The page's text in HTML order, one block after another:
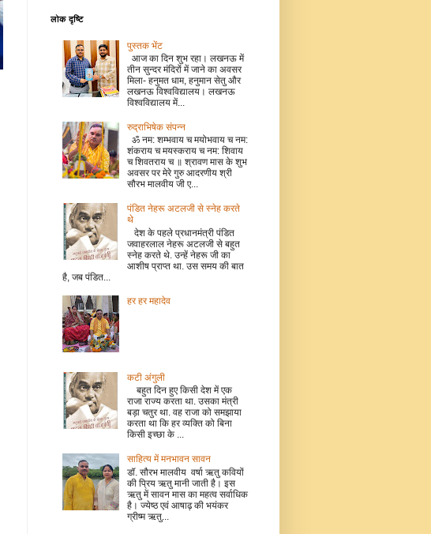
लोक दृष्टि
पुस्तक भेंट
आज का दिन शुभ रहा। लखनऊ में
तीन सुन्दर मंदिरों में जाने का अवसर
मिला- हनुमत धाम, हनुमान सेतु और
लखनऊ विश्वविद्यालय। लखनऊ
विश्वविद्यालय में...
रुद्राभिषेक संपन्न
ॐ नम: शम्भवाय च मयोभवाय च नम:
शंकराय च मयस्कराय च नम: शिवाय
च शिवतराय च ॥ श्रावण मास के शुभ
अवसर पर मेरे गुरु आदरणीय श्री
सौरभ मालवीय जी ए...
पंडित नेहरू अटलजी से स्नेह करते
थे
देश के पहले प्रधानमंत्री पंडित
जवाहरलाल नेहरू अटलजी से बहुत
स्नेह करते थे. उन्हें नेहरू जी का
आशीष प्राप्त था. उस समय की बात
है, जब पंडित...
हर हर महादेव
कटी अंगुली
बहुत दिन हुए किसी देश में एक
राजा राज्य करता था. उसका मंत्री
बड़ा चतुर था. वह राजा को समझाया
करता था कि हर व्यक्ति को बिना
किसी इच्छा के ...
साहित्य में मनभावन सावन
डॉ. सौरभ मालवीय वर्षा ऋतु कवियों
की प्रिय ऋतु मानी जाती है। इस
ऋतु में सावन मास का महत्व सर्वाधिक
है। ज्येष्ठ एवं आषाढ़ की भयंकर
ग्रीष्म ऋतु...